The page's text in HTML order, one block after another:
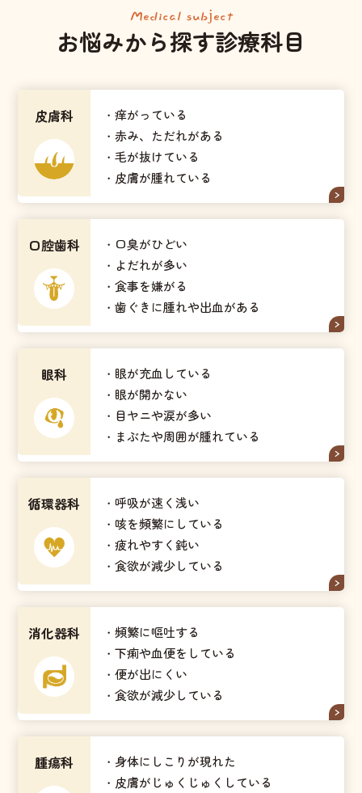
Medical subject
お悩みから探す診療科目
皮膚科
・痒がっている
・赤み、ただれがある
・毛が抜けている
・皮膚が腫れている
口腔歯科
・口臭がひどい
・よだれが多い
・食事を嫌がる
・歯ぐきに腫れや出血がある
眼科
・眼が充血している
・眼が開かない
・目ヤニや涙が多い
・まぶたや周囲が腫れている
循環器科
・呼吸が速く浅い
・咳を頻繁にしている
・疲れやすく鈍い
・食欲が減少している
消化器科
・頻繁に嘔吐する
・下痢や血便をしている
・便が出にくい
・食欲が減少している
腫瘍科
・身体にしこりが現れた
・皮膚がじゅくじゅくしている